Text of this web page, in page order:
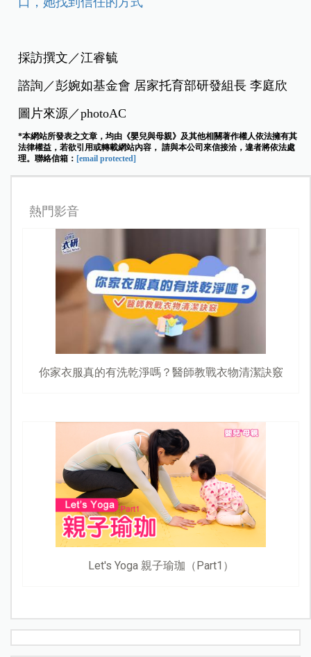
採訪撰文／江睿毓
諮詢／彭婉如基金會 居家托育部研發組長 李庭欣
圖片來源／photoAC
*本網站所發表之文章，均由《嬰兒與母親》及其他相關著作權人依法擁有其
法律權益，若欲引用或轉載網站內容， 請與本公司來信接洽，違者將依法處
理。聯絡信箱： [email protected]
熱門影音
你家衣服真的有洗乾淨嗎？醫師教戰衣物清潔訣竅
Let's Yoga 親子瑜珈（Part1）